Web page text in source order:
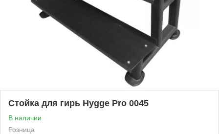
Стойка для гирь Hygge Pro 0045
В наличии
Розница